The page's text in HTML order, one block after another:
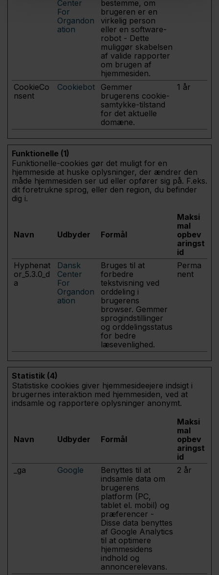
Center
For
Organdon
ation
bestemme, om
brugeren er en
virkelig person
eller en software-
robot - Dette
muliggør skabelsen
af valide rapporter
om brugen af
hjemmesiden.
CookieCo
nsent
Cookiebot
Gemmer
brugerens cookie-
samtykke-tilstand
for det aktuelle
domæne.
1 år
Funktionelle (1)
Funktionelle-cookies gør det muligt for en
hjemmeside at huske oplysninger, der ændrer den
måde hjemmesiden ser ud eller opfører sig på. F.eks.
dit foretrukne sprog, eller den region, du befinder
dig i.
Navn Udbyder Formål
Maksi
mal
opbev
aringst
id
Hyphenat
or_5.3.0_d
a
Dansk
Center
For
Organdon
ation
Bruges til at
forbedre
tekstvisning ved
orddeling i
brugerens
browser. Gemmer
sprogindstillinger
og orddelingsstatus
for bedre
læsevenlighed.
Perma
nent
Statistik (4)
Statistiske cookies giver hjemmesideejere indsigt i
brugernes interaktion med hjemmesiden, ved at
indsamle og rapportere oplysninger anonymt.
Navn Udbyder Formål
Maksi
mal
opbev
aringst
id
_ga
Google
Benyttes til at
indsamle data om
brugerens
platform (PC,
tablet el. mobil) og
præferencer -
Disse data benyttes
af Google Analytics
til at optimere
hjemmesidens
indhold og
annoncerelevans.
2 år